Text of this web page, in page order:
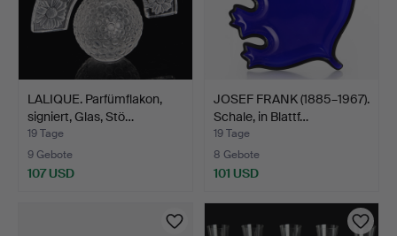
LALIQUE. Parfümflakon,
signiert, Glas, Stö…
19 Tage
9 Gebote
107 USD
JOSEF FRANK (1885–1967).
Schale, in Blattf…
19 Tage
8 Gebote
101 USD